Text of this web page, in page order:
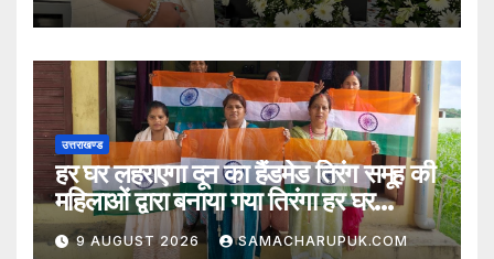
उत्तराखण्ड
हर घर लहराएगा दून का हैंडमेड तिरंग समूह की
महिलाओं द्वारा बनाया गया तिरंगा हर घर
लहराएगा
9 AUGUST 2026 SAMACHARUPUK.COM